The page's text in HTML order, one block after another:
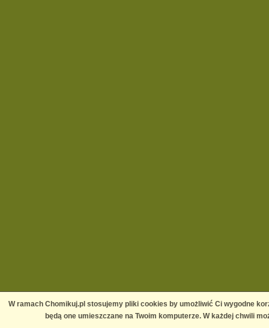
W ramach Chomikuj.pl stosujemy pliki cookies by umożliwić Ci wygodne
będą one umieszczane na Twoim komputerze. W każdej chwili